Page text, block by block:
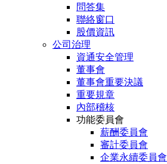
問答集
聯絡窗口
股價資訊
公司治理
資通安全管理
董事會
董事會重要決議
重要規章
內部稽核
功能委員會
薪酬委員會
審計委員會
企業永續委員會